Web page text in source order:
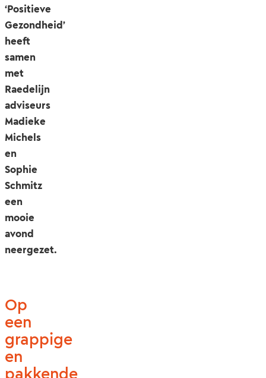
‘Positieve
Gezondheid’
heeft
samen
met
Raedelijn
adviseurs
Madieke
Michels
en
Sophie
Schmitz
een
mooie
avond
neergezet.
Op
een
grappige
en
pakkende